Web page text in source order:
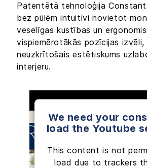
Patentētā tehnoloģija Constant
bez pūlēm intuitīvi novietot
veselīgas kustības un
vispiemērotākās pozīcijas izvēli,
neuzkrītošais estētiskums
interjeru.
We need your
load the Youtube
This content is not
load due to trackers